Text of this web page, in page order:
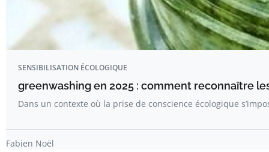
SENSIBILISATION ÉCOLOGIQUE
greenwashing en 2025 : comment reconnaître
Dans un contexte où la prise de conscience écologique
Fabien Noël